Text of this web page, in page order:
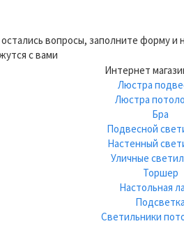
остались вопросы, заполните форму
с вами
Интернет
Люстра
Люстра
Бра
Подвесной
Настенный
Уличные
Торшер
Настольная
Подсветка
Светильники